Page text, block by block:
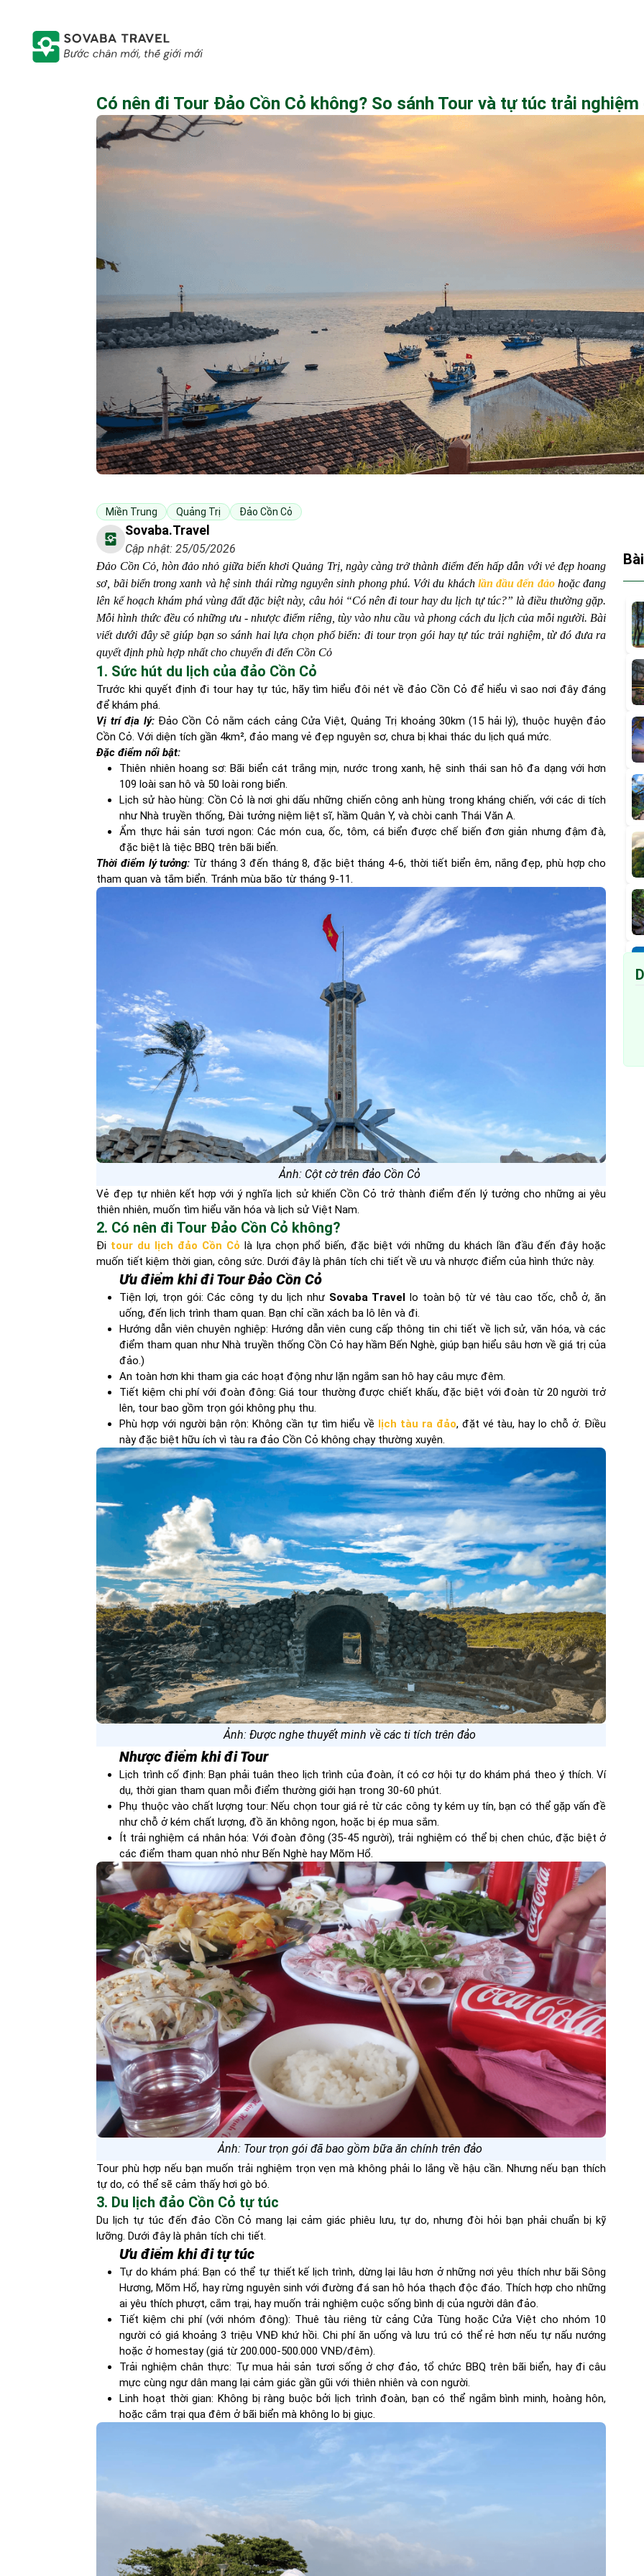
Có nên đi Tour Đảo Cồn Cỏ không? So sánh Tour và tự túc trải nghiệm
Miền Trung Quảng Trị Đảo Cồn Cỏ
Sovaba.travel
Cập nhật: 25/05/2026
Đảo Cồn Cỏ, hòn đảo nhỏ giữa biển khơi Quảng Trị, ngày càng trở thành điểm đến hấp dẫn với vẻ đẹp hoang
sơ, bãi biển trong xanh và hệ sinh thái rừng nguyên sinh phong phú. Với du khách lần đầu đến đảohoặc đang
lên kế hoạch khám phá vùng đất đặc biệt này, câu hỏi “Có nên đi tour hay du lịch tự túc?” là điều thường gặp.
Mỗi hình thức đều có những ưu - nhược điểm riêng, tùy vào nhu cầu và phong cách du lịch của mỗi người. Bài
viết dưới đây sẽ giúp bạn so sánh hai lựa chọn phổ biến: đi tour trọn gói hay tự túc trải nghiệm, từ đó đưa ra
quyết định phù hợp nhất cho chuyến đi đến Cồn Cỏ
1. Sức hút du lịch của đảo Cồn Cỏ
Trước khi quyết định đi tour hay tự túc, hãy tìm hiểu đôi nét về đảo Cồn Cỏ để hiểu vì sao nơi đây đáng
để khám phá.
Vị trí địa lý: Đảo Cồn Cỏ nằm cách cảng Cửa Việt, Quảng Trị khoảng 30km (15 hải lý), thuộc huyện đảo
Cồn Cỏ. Với diện tích gần 4km², đảo mang vẻ đẹp nguyên sơ, chưa bị khai thác du lịch quá mức.
Đặc điểm nổi bật:
Thiên nhiên hoang sơ: Bãi biển cát trắng mịn, nước trong xanh, hệ sinh thái san hô đa dạng với hơn
109 loài san hô và 50 loài rong biển.
Lịch sử hào hùng: Cồn Cỏ là nơi ghi dấu những chiến công anh hùng trong kháng chiến, với các di tích
như Nhà truyền thống, Đài tưởng niệm liệt sĩ, hầm Quân Y, và chòi canh Thái Văn A.
Ẩm thực hải sản tươi ngon: Các món cua, ốc, tôm, cá biển được chế biến đơn giản nhưng đậm đà,
đặc biệt là tiệc BBQ trên bãi biển.
Thời điểm lý tưởng: Từ tháng 3 đến tháng 8, đặc biệt tháng 4-6, thời tiết biển êm, nắng đẹp, phù hợp cho
tham quan và tắm biển. Tránh mùa bão từ tháng 9-11.
Ảnh: Cột cờ trên đảo Cồn Cỏ
Vẻ đẹp tự nhiên kết hợp với ý nghĩa lịch sử khiến Cồn Cỏ trở thành điểm đến lý tưởng cho những ai yêu
thiên nhiên, muốn tìm hiểu văn hóa và lịch sử Việt Nam.
2. Có nên đi Tour Đảo Cồn Cỏ không?
Đi tour du lịch đảo Cồn Cỏ là lựa chọn phổ biến, đặc biệt với những du khách lần đầu đến đây hoặc
muốn tiết kiệm thời gian, công sức. Dưới đây là phân tích chi tiết về ưu và nhược điểm của hình thức này.
Ưu điểm khi đi Tour Đảo Cồn Cỏ
Tiện lợi, trọn gói: Các công ty du lịch như Sovaba Travello toàn bộ từ vé tàu cao tốc, chỗ ở, ăn
uống, đến lịch trình tham quan. Bạn chỉ cần xách ba lô lên và đi.
Hướng dẫn viên chuyên nghiệp: Hướng dẫn viên cung cấp thông tin chi tiết về lịch sử, văn hóa, và các
điểm tham quan như Nhà truyền thống Cồn Cỏ hay hầm Bến Nghè, giúp bạn hiểu sâu hơn về giá trị của
đảo.)
An toàn hơn khi tham gia các hoạt động như lặn ngắm san hô hay câu mực đêm.
Tiết kiệm chi phí với đoàn đông: Giá tour thường được chiết khấu, đặc biệt với đoàn từ 20 người trở
lên, tour bao gồm trọn gói không phụ thu.
Phù hợp với người bận rộn: Không cần tự tìm hiểu về lịch tàu ra đảo, đặt vé tàu, hay lo chỗ ở. Điều
này đặc biệt hữu ích vì tàu ra đảo Cồn Cỏ không chạy thường xuyên.
Ảnh: Được nghe thuyết minh về các ti tích trên đảo
Nhược điểm khi đi Tour
Lịch trình cố định: Bạn phải tuân theo lịch trình của đoàn, ít có cơ hội tự do khám phá theo ý thích. Ví
dụ, thời gian tham quan mỗi điểm thường giới hạn trong 30-60 phút.
Phụ thuộc vào chất lượng tour: Nếu chọn tour giá rẻ từ các công ty kém uy tín, bạn có thể gặp vấn đề
như chỗ ở kém chất lượng, đồ ăn không ngon, hoặc bị ép mua sắm.
Ít trải nghiệm cá nhân hóa: Với đoàn đông (35-45 người), trải nghiệm có thể bị chen chúc, đặc biệt ở
các điểm tham quan nhỏ như Bến Nghè hay Mõm Hổ.
Ảnh: Tour trọn gói đã bao gồm bữa ăn chính trên đảo
Tour phù hợp nếu bạn muốn trải nghiệm trọn vẹn mà không phải lo lắng về hậu cần. Nhưng nếu bạn thích
tự do, có thể sẽ cảm thấy hơi gò bó.
3. Du lịch đảo Cồn Cỏ tự túc
Du lịch tự túc đến đảo Cồn Cỏ mang lại cảm giác phiêu lưu, tự do, nhưng đòi hỏi bạn phải chuẩn bị kỹ
lưỡng. Dưới đây là phân tích chi tiết.
Ưu điểm khi đi tự túc
Tự do khám phá: Bạn có thể tự thiết kế lịch trình, dừng lại lâu hơn ở những nơi yêu thích như bãi Sông
Hương, Mõm Hổ, hay rừng nguyên sinh với đường đá san hô hóa thạch độc đáo. Thích hợp cho những
ai yêu thích phượt, cắm trại, hay muốn trải nghiệm cuộc sống bình dị của người dân đảo.
Tiết kiệm chi phí (với nhóm đông): Thuê tàu riêng từ cảng Cửa Tùng hoặc Cửa Việt cho nhóm 10
người có giá khoảng 3 triệu VNĐ khứ hồi. Chi phí ăn uống và lưu trú có thể rẻ hơn nếu tự nấu nướng
hoặc ở homestay (giá từ 200.000-500.000 VNĐ/đêm).
Trải nghiệm chân thực: Tự mua hải sản tươi sống ở chợ đảo, tổ chức BBQ trên bãi biển, hay đi câu
mực cùng ngư dân mang lại cảm giác gần gũi với thiên nhiên và con người.
Linh hoạt thời gian: Không bị ràng buộc bởi lịch trình đoàn, bạn có thể ngắm bình minh, hoàng hôn,
hoặc cắm trại qua đêm ở bãi biển mà không lo bị giục.